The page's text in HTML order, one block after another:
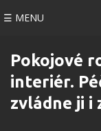
☰ MENU
Pokojové
interiér.
zvládne ji i